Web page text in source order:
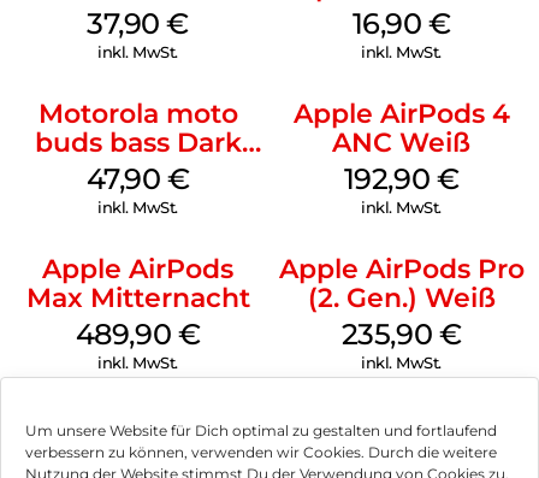
Um unsere Website für Dich optimal zu gestalten und fortlaufend
verbessern zu können, verwenden wir Cookies. Durch die weitere
Nutzung der Website stimmst Du der Verwendung von Cookies zu.
37,90€
inkl. MwSt.
Digital USB-C
Weiß
16,90 €
inkl. MwSt.
Motorola moto
buds bass Dark
Shadow
47,90 €
inkl. MwSt.
Apple AirPods 4
ANC Weiß
192,90 €
inkl. MwSt.
Apple AirPods
Max Mitternacht
489,90 €
inkl. MwSt.
Apple AirPods Pro
(2. Gen.) Weiß
235,90 €
inkl. MwSt.